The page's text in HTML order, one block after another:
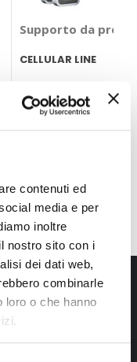
contenuti ed
media e per
inoltre
nostro sito con i
dei dati web,
combinarle
loro o che hanno
- NOVAK
Supporto da presa
CELLULAR LINE
19,80 €
Speedup
primo acquisto online!